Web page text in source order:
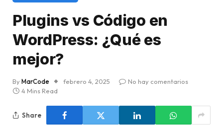
Plugins vs Código en
WordPress: ¿Qué es
mejor?
ByMarCode febrero 4, 2025
No hay comentarios
4 Mins Read
Share